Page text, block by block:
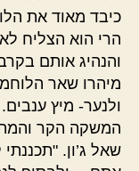
כיבד מאוד את
הרי הוא הצליח
והנהיג אותם
מיהרו שאר
ולנער- מיץ
המשקה הקר
שאל ג’ון.